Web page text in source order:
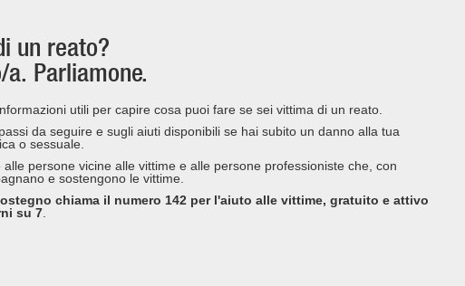
un reato?
Parliamone.
utili per capire cosa puoi fare se sei vittima di un reato.
da seguire e sugli aiuti disponibili se hai subito un danno alla tua
o sessuale.
alle persone vicine alle vittime e alle persone professioniste che, con
e sostengono le vittime.
chiama il numero 142 per l'aiuto alle vittime, gratuito e attivo
su 7